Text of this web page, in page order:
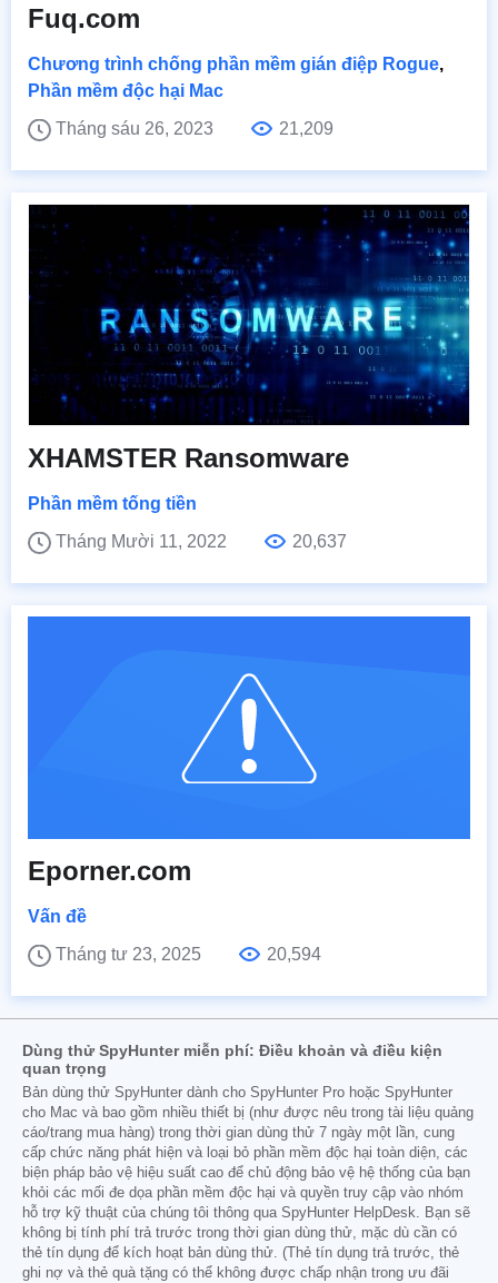
Fuq.com
Chương trình chống phần mềm gián điệp Rogue,
Phần mềm độc hại Mac
Tháng sáu 26, 2023
21,209
XHAMSTER Ransomware
Phần mềm tống tiền
Tháng Mười 11, 2022
20,637
Eporner.com
Vấn đề
Tháng tư 23, 2025
20,594
Dùng thử SpyHunter miễn phí: Điều khoản và điều kiện
quan trọng
Bản dùng thử SpyHunter dành cho SpyHunter Pro hoặc SpyHunter
cho Mac và bao gồm nhiều thiết bị (như được nêu trong tài liệu quảng
cáo/trang mua hàng) trong thời gian dùng thử 7 ngày một lần, cung
cấp chức năng phát hiện và loại bỏ phần mềm độc hại toàn diện, các
biện pháp bảo vệ hiệu suất cao để chủ động bảo vệ hệ thống của bạn
khỏi các mối đe dọa phần mềm độc hại và quyền truy cập vào nhóm
hỗ trợ kỹ thuật của chúng tôi thông qua SpyHunter HelpDesk. Bạn sẽ
không bị tính phí trả trước trong thời gian dùng thử, mặc dù cần có
thẻ tín dụng để kích hoạt bản dùng thử. (Thẻ tín dụng trả trước, thẻ
ghi nợ và thẻ quà tặng có thể không được chấp nhận trong ưu đãi